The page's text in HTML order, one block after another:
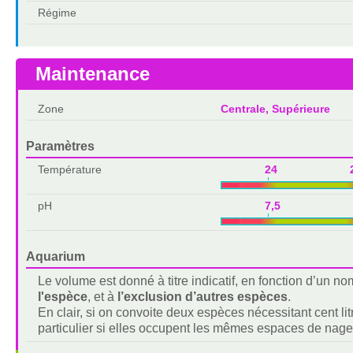
Régime
Maintenance
Zone Centrale, Supérieure
Paramètres
Température 24
pH 7,5
Aquarium
Le volume est donné à titre indicatif, en fonction d’un
l'espèce, et à l’exclusion d’autres espèces.
En clair, si on convoite deux espèces nécessitant cent
particulier si elles occupent les mêmes espaces de